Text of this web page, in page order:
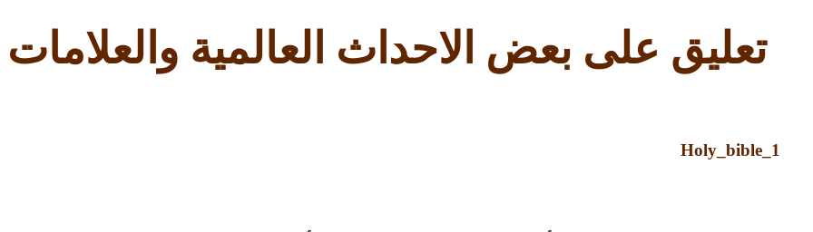
تعليق على بعض الاحداث العالمية
Holy_bible_1